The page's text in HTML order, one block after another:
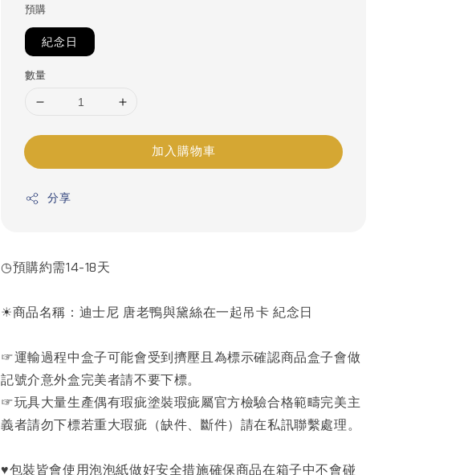
預購
紀念日
數量
加入購物車
分享
◷預購約需14-18天
☀商品名稱：迪士尼 唐老鴨與黛絲在一起吊卡 紀念日
☞運輸過程中盒子可能會受到擠壓且為標示確認商品盒子會做
記號介意外盒完美者請不要下標。
☞玩具大量生產偶有瑕疵塗裝瑕疵屬官方檢驗合格範疇完美主
義者請勿下標若重大瑕疵（缺件、斷件）請在私訊聯繫處理。
♥包裝皆會使用泡泡紙做好安全措施確保商品在箱子中不會碰